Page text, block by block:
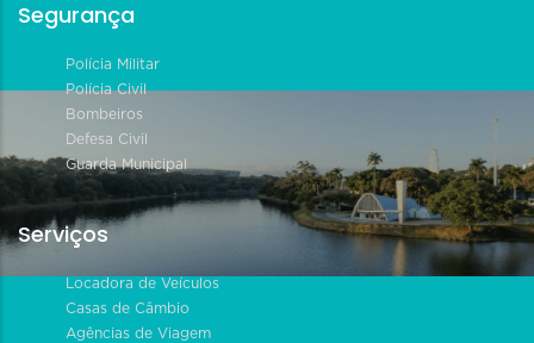
Segurança
Polícia Militar
Polícia Civil
Bombeiros
Defesa Civil
Guarda Municipal
Serviços
Locadora de Veículos
Casas de Câmbio
Agências de Viagem